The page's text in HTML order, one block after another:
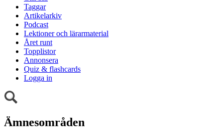
Taggar
Artikelarkiv
Podcast
Lektioner och lärarmaterial
Året runt
Topplistor
Annonsera
Quiz & flashcards
Logga in
Ämnesområden